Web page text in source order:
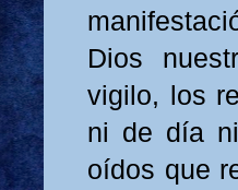
Dios
vigilo, los
ni de día
oídos que